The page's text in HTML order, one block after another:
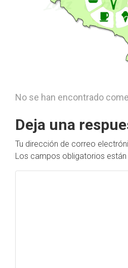
No se han encontrado
Deja una
Tu dirección de correo
Los campos obligatorios